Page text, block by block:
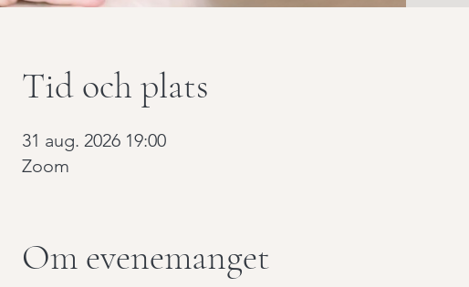
Tid och plats
31 aug. 2026 19:00
Zoom
Om evenemanget